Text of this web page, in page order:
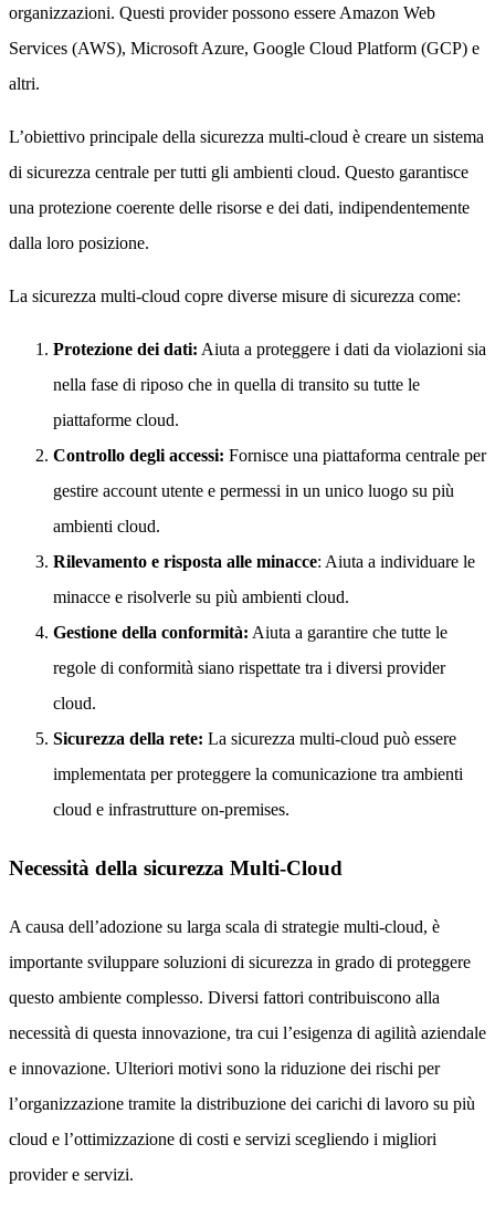
organizzazioni. Questi provider possono essere Amazon Web
Services (AWS), Microsoft Azure, Google Cloud Platform (GCP) e
altri.
L’obiettivo principale della sicurezza multi-cloud è creare un sistema
di sicurezza centrale per tutti gli ambienti cloud. Questo garantisce
una protezione coerente delle risorse e dei dati, indipendentemente
dalla loro posizione.
La sicurezza multi-cloud copre diverse misure di sicurezza come:
Protezione dei dati: Aiuta a proteggere i dati da violazioni sia
nella fase di riposo che in quella di transito su tutte le
piattaforme cloud.
Controllo degli accessi: Fornisce una piattaforma centrale per
gestire account utente e permessi in un unico luogo su più
ambienti cloud.
Rilevamento e risposta alle minacce: Aiuta a individuare le
minacce e risolverle su più ambienti cloud.
Gestione della conformità: Aiuta a garantire che tutte le
regole di conformità siano rispettate tra i diversi provider
cloud.
Sicurezza della rete: La sicurezza multi-cloud può essere
implementata per proteggere la comunicazione tra ambienti
cloud e infrastrutture on-premises.
Necessità della sicurezza Multi-Cloud
A causa dell’adozione su larga scala di strategie multi-cloud, è
importante sviluppare soluzioni di sicurezza in grado di proteggere
questo ambiente complesso. Diversi fattori contribuiscono alla
necessità di questa innovazione, tra cui l’esigenza di agilità aziendale
e innovazione. Ulteriori motivi sono la riduzione dei rischi per
l’organizzazione tramite la distribuzione dei carichi di lavoro su più
cloud e l’ottimizzazione di costi e servizi scegliendo i migliori
provider e servizi.